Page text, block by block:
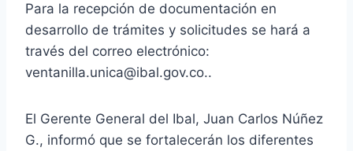
Para la recepción de documentación en
desarrollo de trámites y solicitudes se hará a
través del correo electrónico:
ventanilla.unica@ibal.gov.co..
El Gerente General del Ibal, Juan Carlos Núñez
G., informó que se fortalecerán los diferentes